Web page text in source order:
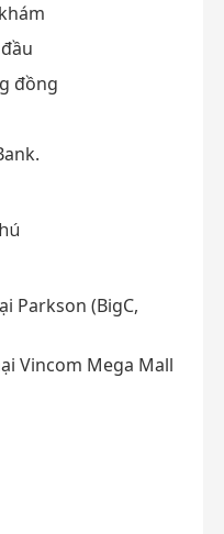
đồng
Parkson (BigC,
Vincom Mega Mall